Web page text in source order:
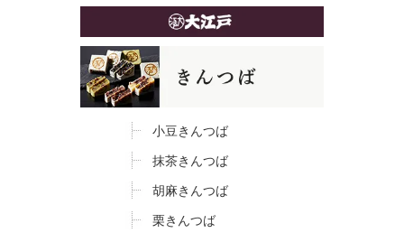
小豆きんつば
抹茶きんつば
胡麻きんつば
栗きんつば